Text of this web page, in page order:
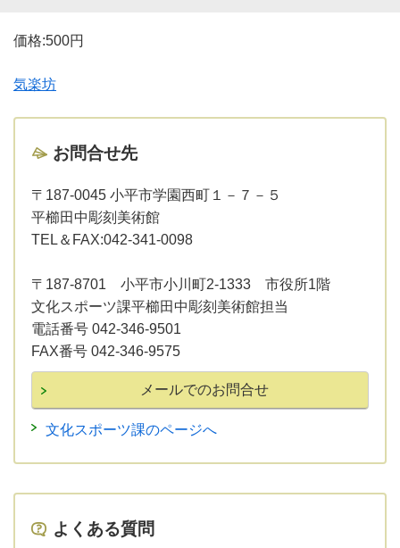
価格:500円
気楽坊
お問合せ先
〒187-0045 小平市学園西町１－７－５
平櫛田中彫刻美術館
TEL＆FAX:042-341-0098
〒187-8701 小平市小川町2-1333 市役所1階
文化スポーツ課平櫛田中彫刻美術館担当
電話番号 042-346-9501
FAX番号 042-346-9575
文化スポーツ課のページへ
よくある質問